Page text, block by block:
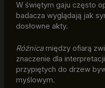
W świętym gaju często
badacza wyglądają jak
dosłowne akty.
Różnicamiędzy ofiarą
znaczenie dla
przypiętych do drzew
myślowym.